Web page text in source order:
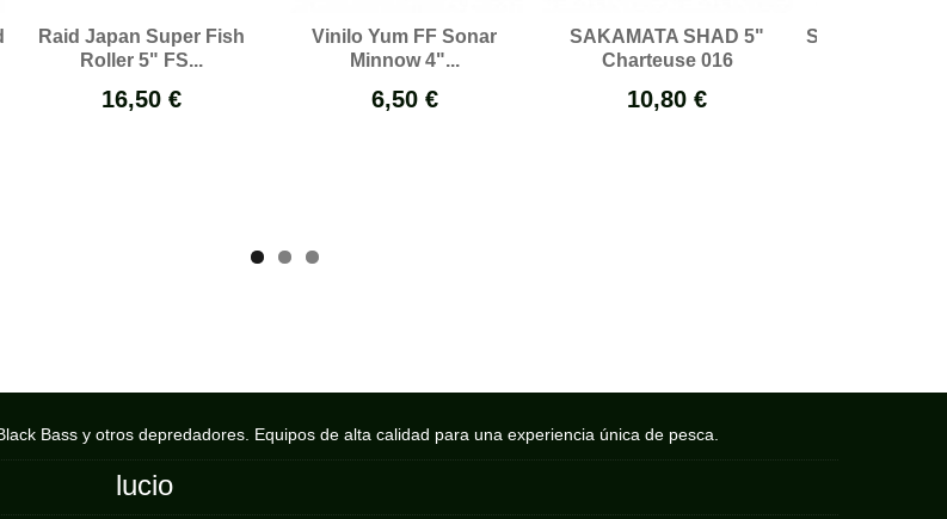
Raid Japan Super Fish
Roller 5" FS...
16,50 €
Vinilo Yum FF Sonar
Minnow 4"...
6,50 €
SAKAMATA SHAD 5"
Charteuse 016
10,80 €
SAKAMATA
Bass y otros depredadores. Equipos de alta calidad para una experiencia única de pesca.
lucio